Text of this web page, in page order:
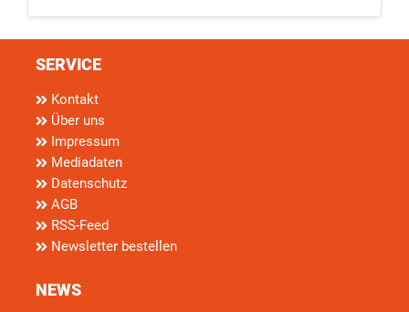
SERVICE
Kontakt
Über uns
Impressum
Mediadaten
Datenschutz
AGB
RSS-Feed
Newsletter bestellen
NEWS